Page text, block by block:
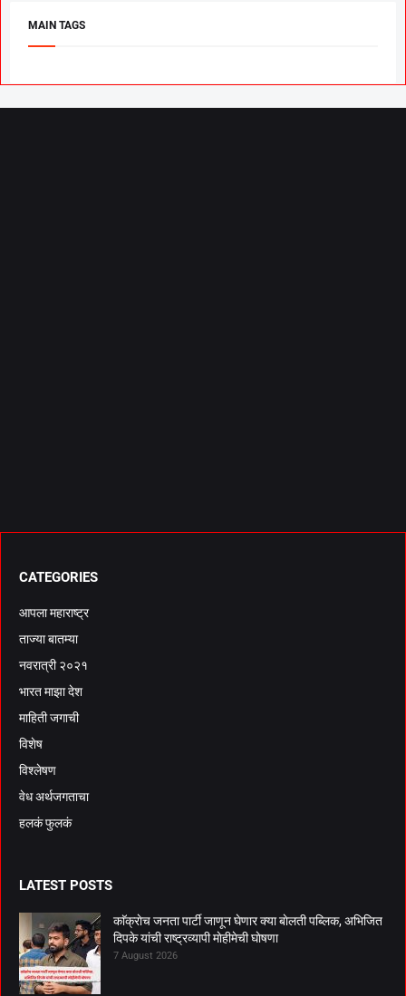
MAIN TAGS
CATEGORIES
आपला महाराष्ट्र
ताज्या बातम्या
नवरात्री २०२१
भारत माझा देश
माहिती जगाची
विशेष
विश्लेषण
वेध अर्थजगताचा
हलकं फुलकं
LATEST POSTS
काॅक्राेच जनता पार्टी जाणून घेणार क्या बाेलती पब्लिक, अभिजित
दिपके यांची राष्ट्रव्यापी माेहीमेची घाेषणा
7 August 2026